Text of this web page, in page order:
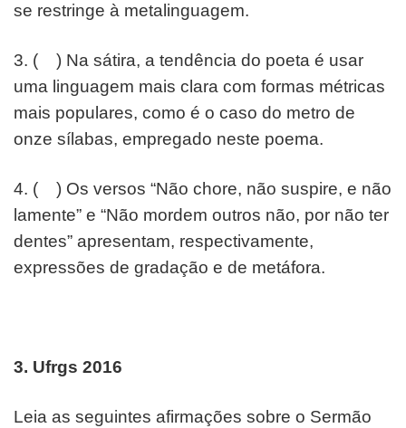
se restringe à metalinguagem.
3. ( ) Na sátira, a tendência do poeta é usar
uma linguagem mais clara com formas métricas
mais populares, como é o caso do metro de
onze sílabas, empregado neste poema.
4. ( ) Os versos “Não chore, não suspire, e não
lamente” e “Não mordem outros não, por não ter
dentes” apresentam, respectivamente,
expressões de gradação e de metáfora.
3. Ufrgs 2016
Leia as seguintes afirmações sobre o Sermão